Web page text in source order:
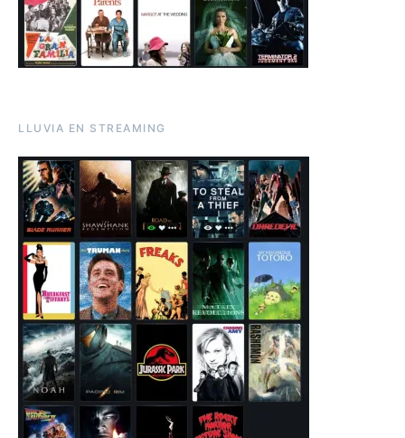
LLUVIA EN STREAMING